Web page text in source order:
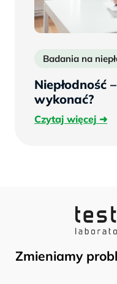
Badania na
Niepłodność
wykonać?
Czytaj więcej
Zmieniamy